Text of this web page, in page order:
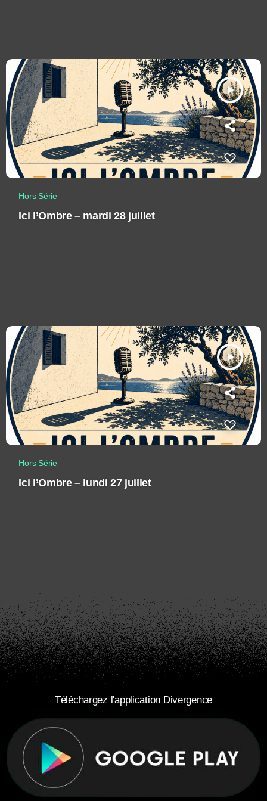
play_arrow
Hors Série
Ici l’Ombre – mardi 28 juillet
play_arrow
Hors Série
Ici l’Ombre – lundi 27 juillet
Téléchargez l'application Divergence